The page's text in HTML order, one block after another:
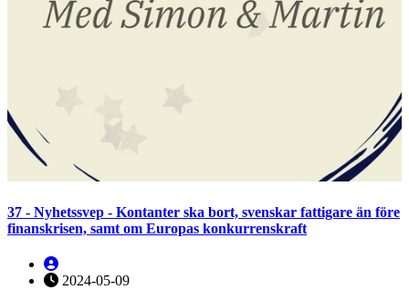
37 - Nyhetssvep - Kontanter ska bort, svenskar fattigare än före
finanskrisen, samt om Europas konkurrenskraft
2024-05-09